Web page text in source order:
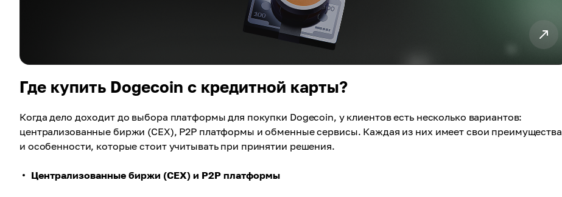
Где купить Dogecoin с кредитной карты?
Когда дело доходит до выбора платформы для покупки Dogecoin, у клиентов есть несколько вариантов:
централизованные биржи (CEX), P2P платформы и обменные сервисы. Каждая из них имеет свои преимущества
и особенности, которые стоит учитывать при принятии решения.
Централизованные биржи (CEX) и P2P платформы